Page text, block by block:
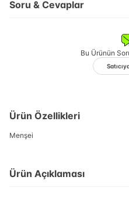
Soru & Cevaplar
Bu Ürünün
Ürün Özellikleri
Menşei
Ürün Açıklaması